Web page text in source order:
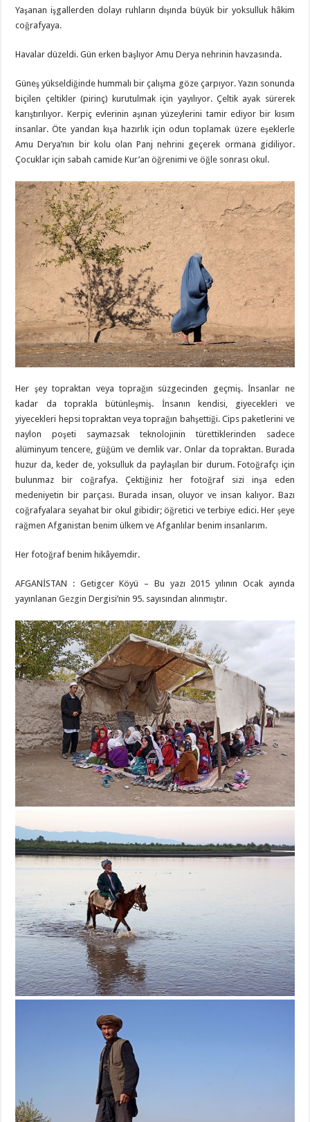
Yaşanan işgallerden dolayı ruhların dışında büyük bir yoksulluk hâkim
coğrafyaya.
Havalar düzeldi. Gün erken başlıyor Amu Derya nehrinin havzasında.
Güneş yükseldiğinde hummalı bir çalışma göze çarpıyor. Yazın sonunda
biçilen çeltikler (pirinç) kurutulmak için yayılıyor. Çeltik ayak sürerek
karıştırılıyor. Kerpiç evlerinin aşınan yüzeylerini tamir ediyor bir kısım
insanlar. Öte yandan kışa hazırlık için odun toplamak üzere eşeklerle
Amu Derya’nın bir kolu olan Panj nehrini geçerek ormana gidiliyor.
Çocuklar için sabah camide Kur’an öğrenimi ve öğle sonrası okul.
Her şey topraktan veya toprağın süzgecinden geçmiş. İnsanlar ne
kadar da toprakla bütünleşmiş. İnsanın kendisi, giyecekleri ve
yiyecekleri hepsi topraktan veya toprağın bahşettiği. Cips paketlerini ve
naylon poşeti saymazsak teknolojinin türettiklerinden sadece
alüminyum tencere, güğüm ve demlik var. Onlar da topraktan. Burada
huzur da, keder de, yoksulluk da paylaşılan bir durum. Fotoğrafçı için
bulunmaz bir coğrafya. Çektiğiniz her fotoğraf sizi inşa eden
medeniyetin bir parçası. Burada insan, oluyor ve insan kalıyor. Bazı
coğrafyalara seyahat bir okul gibidir; öğretici ve terbiye edici. Her şeye
rağmen Afganistan benim ülkem ve Afganlılar benim insanlarım.
Her fotoğraf benim hikâyemdir.
AFGANİSTAN : Getigcer Köyü – Bu yazı 2015 yılının Ocak ayında
yayınlananGezgin Dergisi’nin 95. sayısından alınmıştır.